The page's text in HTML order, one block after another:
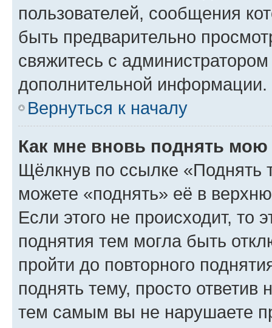
пользователей, сообщения
быть предварительно
свяжитесь с
дополнительной информации.
Вернуться к началу
Как мне вновь поднять мою
Щёлкнув по ссылке «Поднять
можете «поднять» её в
Если этого не происходит, то
поднятия тем могла быть
пройти до повторного
поднять тему, просто ответив
тем самым вы не нарушаете